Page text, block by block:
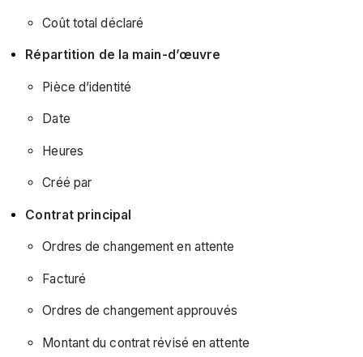
Coût total déclaré
Répartition de la main-d’œuvre
Pièce d’identité
Date
Heures
Créé par
Contrat principal
Ordres de changement en attente
Facturé
Ordres de changement approuvés
Montant du contrat révisé en attente